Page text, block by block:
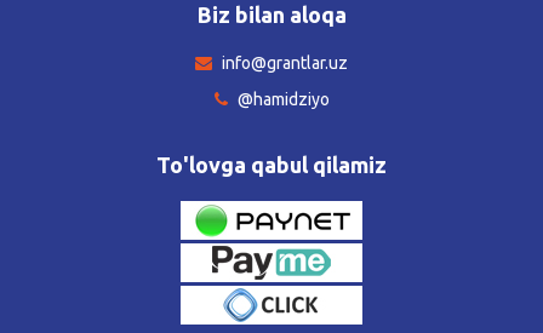
Biz bilan aloqa
info@grantlar.uz
@hamidziyo
To'lovga qabul qilamiz